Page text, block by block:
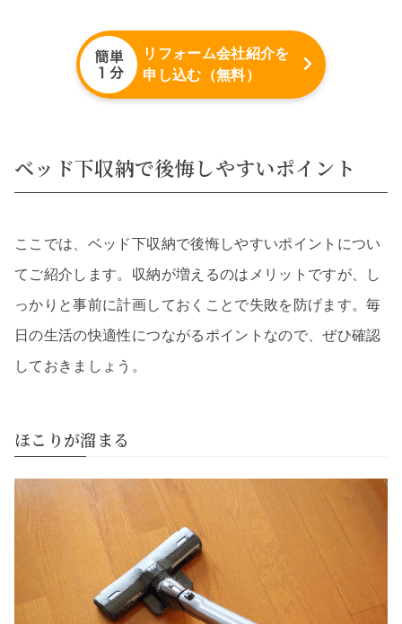
リフォーム会社紹介を
申し込む（無料）
ベッド下収納で後悔しやすいポイント
ここでは、ベッド下収納で後悔しやすいポイントについ
てご紹介します。収納が増えるのはメリットですが、し
っかりと事前に計画しておくことで失敗を防げます。毎
日の生活の快適性につながるポイントなので、ぜひ確認
しておきましょう。
ほこりが溜まる